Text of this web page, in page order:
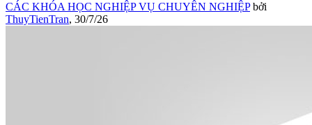
CÁC KHÓA HỌC NGHIỆP VỤ CHUYÊN NGHIỆP bởi
ThuyTienTran, 30/7/26